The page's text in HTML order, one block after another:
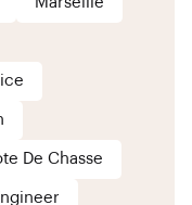
De Chasse